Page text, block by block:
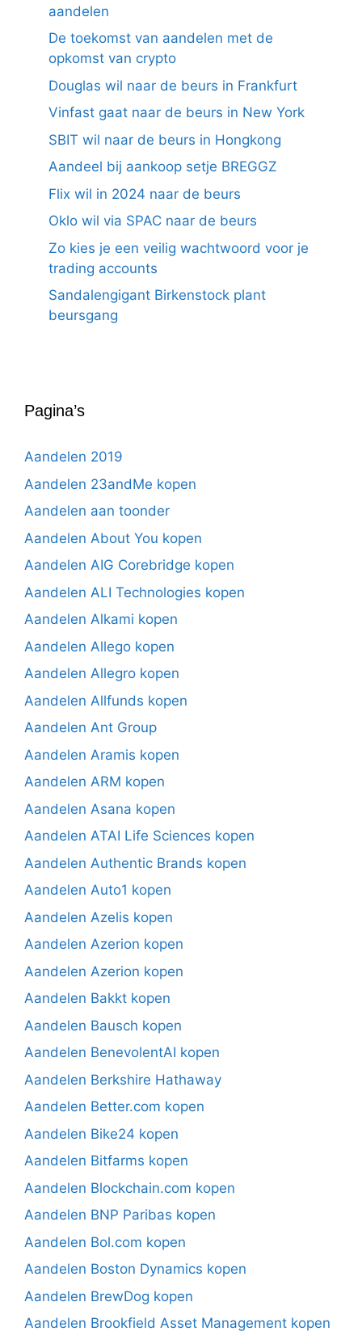
aandelen
De toekomst van aandelen met de
opkomst van crypto
Douglas wil naar de beurs in Frankfurt
Vinfast gaat naar de beurs in New York
SBIT wil naar de beurs in Hongkong
Aandeel bij aankoop setje BREGGZ
Flix wil in 2024 naar de beurs
Oklo wil via SPAC naar de beurs
Zo kies je een veilig wachtwoord voor je
trading accounts
Sandalengigant Birkenstock plant
beursgang
Pagina’s
Aandelen 2019
Aandelen 23andMe kopen
Aandelen aan toonder
Aandelen About You kopen
Aandelen AIG Corebridge kopen
Aandelen ALI Technologies kopen
Aandelen Alkami kopen
Aandelen Allego kopen
Aandelen Allegro kopen
Aandelen Allfunds kopen
Aandelen Ant Group
Aandelen Aramis kopen
Aandelen ARM kopen
Aandelen Asana kopen
Aandelen ATAI Life Sciences kopen
Aandelen Authentic Brands kopen
Aandelen Auto1 kopen
Aandelen Azelis kopen
Aandelen Azerion kopen
Aandelen Azerion kopen
Aandelen Bakkt kopen
Aandelen Bausch kopen
Aandelen BenevolentAI kopen
Aandelen Berkshire Hathaway
Aandelen Better.com kopen
Aandelen Bike24 kopen
Aandelen Bitfarms kopen
Aandelen Blockchain.com kopen
Aandelen BNP Paribas kopen
Aandelen Bol.com kopen
Aandelen Boston Dynamics kopen
Aandelen BrewDog kopen
Aandelen Brookfield Asset Management kopen